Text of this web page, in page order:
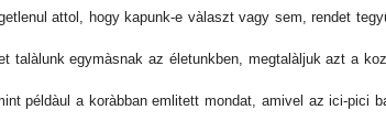
attol, hogy kapunk-e vàlaszt vagy sem, rendet
talàlunk egymàsnak az életunkben, megtalàljuk azt a
példàul a koràbban emlitett mondat, amivel az ici-pici